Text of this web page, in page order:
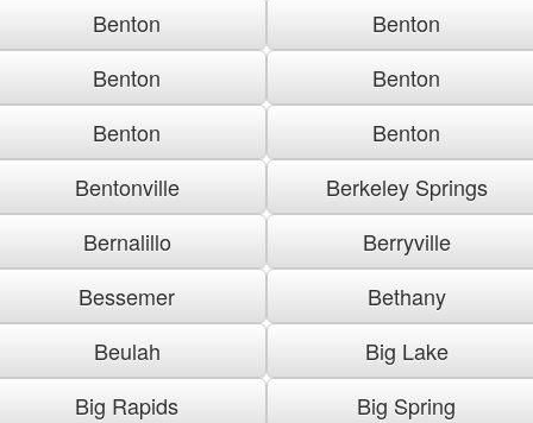
Benton
Benton
Benton
Benton
Benton
Benton
Bentonville
Berkeley Springs
Bernalillo
Berryville
Bessemer
Bethany
Beulah
Big Lake
Big Rapids
Big Spring